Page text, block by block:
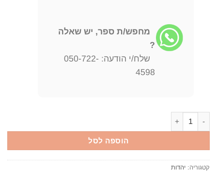
מחפש/ת ספר, יש שאלה
?
שלח/י הודעה: 050-722-
4598
הוספה לסל
קטגוריה: יהדות